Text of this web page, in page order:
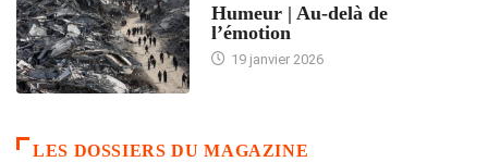
Humeur | Au-delà de
l’émotion
19 janvier 2026
LES DOSSIERS DU MAGAZINE